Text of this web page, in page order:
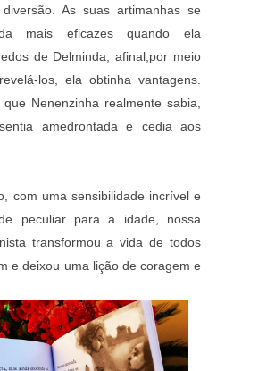
As suas artimanhas se
mais eficazes quando ela
de Delminda, afinal,por meio
los, ela obtinha vantagens.
Nenenzinha realmente sabia,
amedrontada e cedia aos
com uma sensibilidade incrível e
peculiar para a idade, nossa
transformou a vida de todos
e deixou uma lição de coragem e